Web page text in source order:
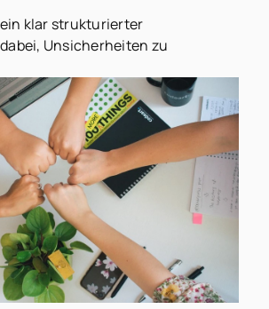
klar strukturierter
Unsicherheiten zu